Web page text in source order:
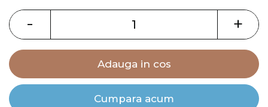
images
gallery- +
Adauga in cos
Cumpara acum